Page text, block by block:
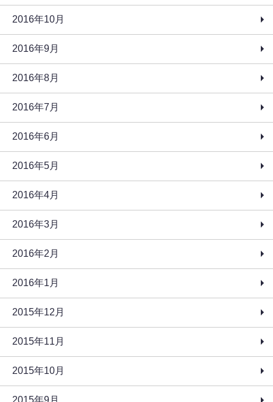
2016年10月
2016年9月
2016年8月
2016年7月
2016年6月
2016年5月
2016年4月
2016年3月
2016年2月
2016年1月
2015年12月
2015年11月
2015年10月
2015年9月